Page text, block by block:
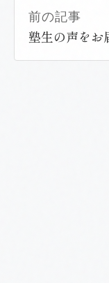
前の記事
塾生の声をお